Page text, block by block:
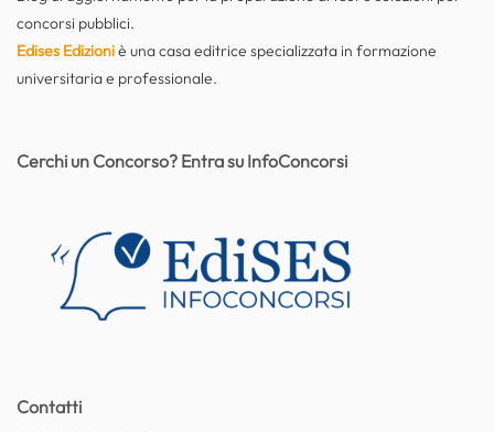
concorsi pubblici.
Edises Edizioniè una casa editrice specializzata in formazione
universitaria e professionale.
Contatti
Cerchi un Concorso? Entra su InfoConcorsi